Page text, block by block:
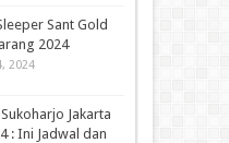
Sant Gold
2024
2024
Jakarta
: Ini Jadwal dan